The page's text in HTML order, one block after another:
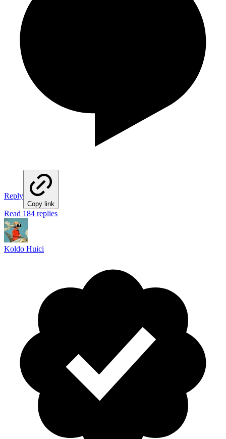
Reply
Copy link
Read 184 replies
Koldo Huici